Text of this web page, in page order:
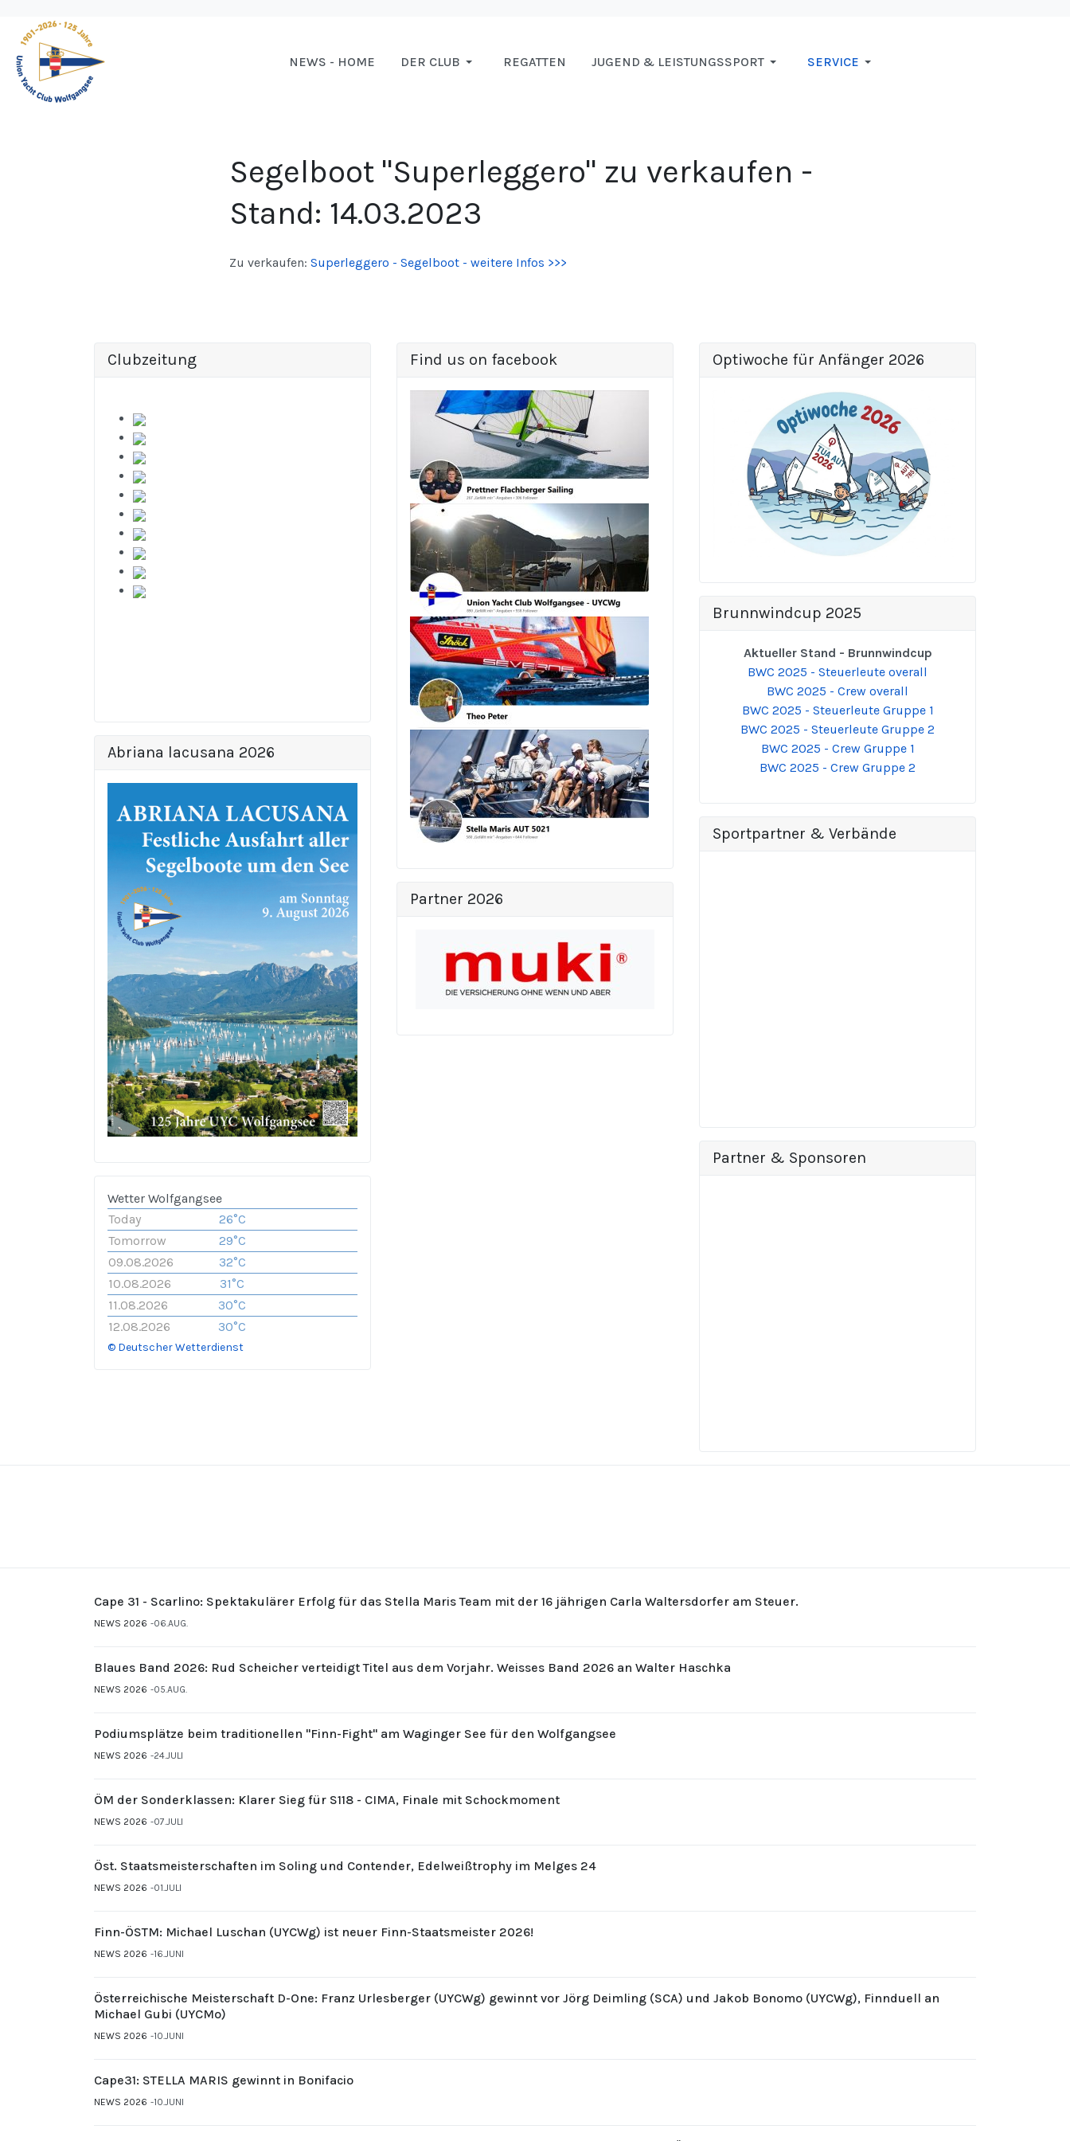
NEWS - HOME DER CLUB REGATTEN JUGEND & LEISTUNGSSPORT SERVICE
Segelboot "Superleggero" zu verkaufen -
Stand: 14.03.2023
Zu verkaufen: Superleggero - Segelboot - weitere Infos >>>
Clubzeitung
Abriana lacusana 2026
Wetter Wolfgangsee
Today
26°C
Tomorrow
29°C
09.08.2026
32°C
10.08.2026
31°C
11.08.2026
30°C
12.08.2026
30°C
© Deutscher Wetterdienst
Find us on facebook
Partner 2026
Optiwoche für Anfänger 2026
Brunnwindcup 2025
Aktueller Stand - Brunnwindcup
BWC 2025 - Steuerleute overall
BWC 2025 - Crew overall
BWC 2025 - Steuerleute Gruppe 1
BWC 2025 - Steuerleute Gruppe 2
BWC 2025 - Crew Gruppe 1
BWC 2025 - Crew Gruppe 2
Sportpartner & Verbände
Partner & Sponsoren
Cape 31 - Scarlino: Spektakulärer Erfolg für das Stella Maris Team mit der 16 jährigen Carla Waltersdorfer am Steuer.
NEWS 2026 06.AUG.
Blaues Band 2026: Rud Scheicher verteidigt Titel aus dem Vorjahr. Weisses Band 2026 an Walter Haschka
NEWS 2026 05.AUG.
Podiumsplätze beim traditionellen "Finn-Fight" am Waginger See für den Wolfgangsee
NEWS 2026 24.JULI
ÖM der Sonderklassen: Klarer Sieg für S118 - CIMA, Finale mit Schockmoment
NEWS 2026 07.JULI
Öst. Staatsmeisterschaften im Soling und Contender, Edelweißtrophy im Melges 24
NEWS 2026 01.JULI
Finn-ÖSTM: Michael Luschan (UYCWg) ist neuer Finn-Staatsmeister 2026!
NEWS 2026 16.JUNI
Österreichische Meisterschaft D-One: Franz Urlesberger (UYCWg) gewinnt vor Jörg Deimling (SCA) und Jakob Bonomo (UYCWg), Finnduell an
Michael Gubi (UYCMo)
NEWS 2026 10.JUNI
Cape31: STELLA MARIS gewinnt in Bonifacio
NEWS 2026 10.JUNI